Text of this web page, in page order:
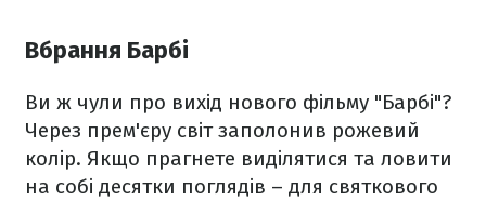
Вбрання Барбі
Ви ж чули про вихід нового фільму "Барбі"?
Через прем'єру світ заполонив рожевий
колір. Якщо прагнете виділятися та ловити
на собі десятки поглядів – для святкового